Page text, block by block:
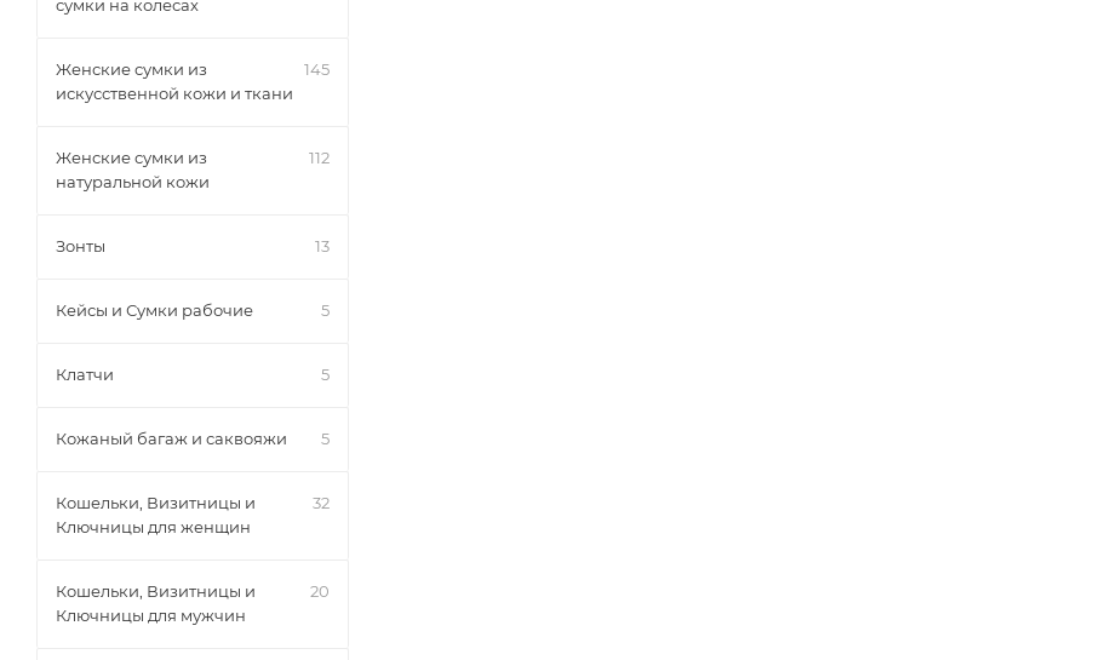
сумки на колесах
Женские сумки из
искусственной кожи и ткани
145
Женские сумки из
натуральной кожи
112
Зонты 13
Кейсы и Сумки рабочие 5
Клатчи 5
Кожаный багаж и саквояжи 5
Кошельки, Визитницы и
Ключницы для женщин
32
Кошельки, Визитницы и
Ключницы для мужчин
20